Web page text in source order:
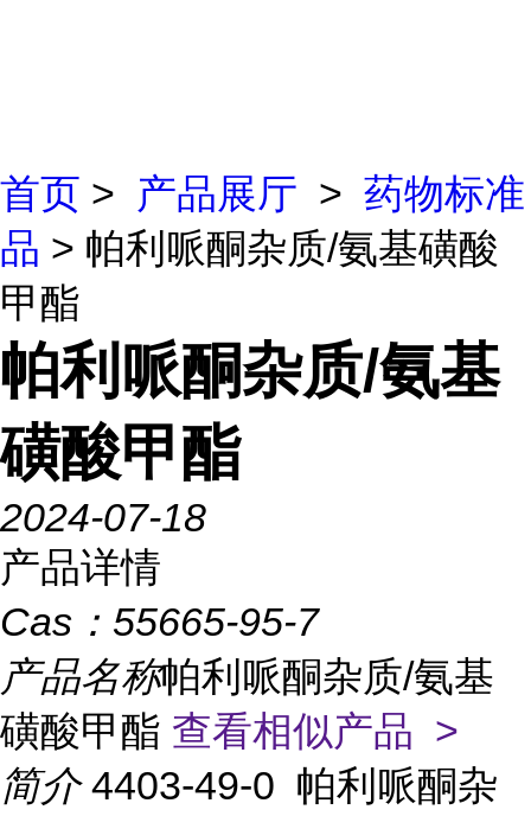
首页 > 产品展厅 > 药物标准
品 > 帕利哌酮杂质/氨基磺酸
甲酯
帕利哌酮杂质/氨基
磺酸甲酯
2024-07-18
产品详情
Cas： 55665-95-7
产品名称帕利哌酮杂质/氨基
磺酸甲酯 查看相似产品 >
简介 4403-49-0 帕利哌酮杂